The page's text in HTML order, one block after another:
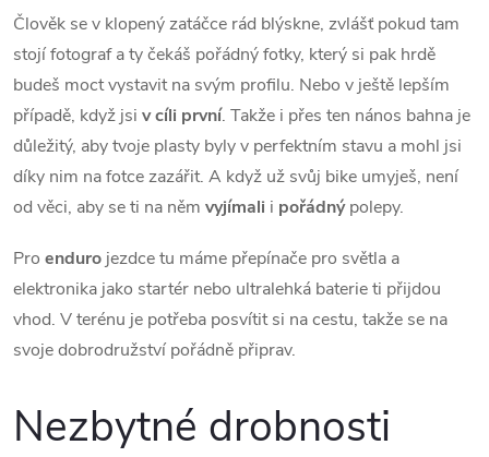
Člověk se v klopený zatáčce rád blýskne, zvlášť pokud tam
stojí fotograf a ty čekáš pořádný fotky, který si pak hrdě
budeš moct vystavit na svým profilu. Nebo v ještě lepším
případě, když jsi vcíli první. Takže i přes ten nános bahna je
důležitý, aby tvoje plasty byly v perfektním stavu a mohl jsi
díky nim na fotce zazářit. A když už svůj bike umyješ, není
od věci, aby se ti na něm vyjímali i pořádnýpolepy.
Pro enduro jezdce tu máme přepínače pro světla a
elektronika jako startér nebo ultralehká baterie ti přijdou
vhod. V terénu je potřeba posvítit si na cestu, takže se na
svoje dobrodružství pořádně připrav.
Nezbytné drobnosti